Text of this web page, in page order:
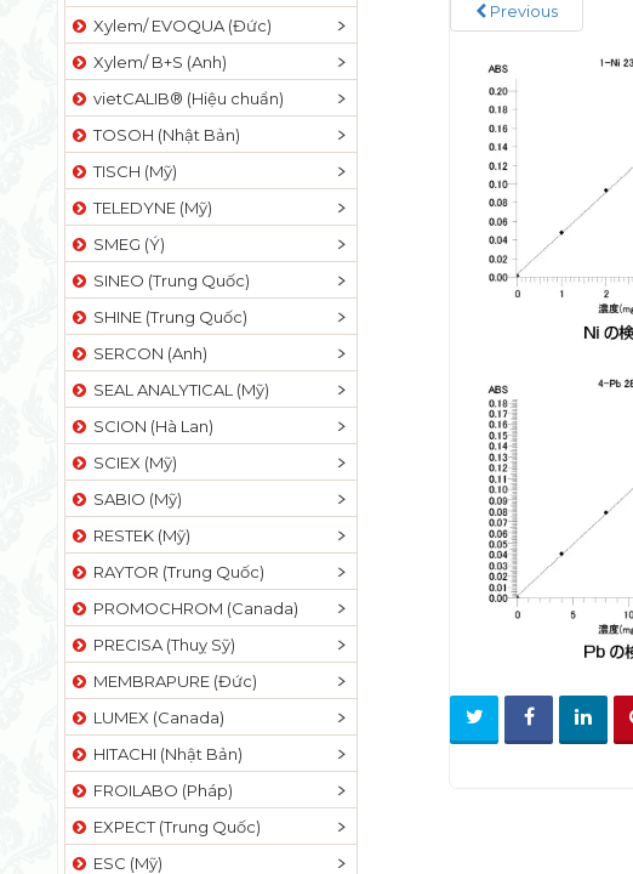
Previous
Xylem/ EVOQUA (Đức)
Xylem/ B+S (Anh)
vietCALIB® (Hiệu chuẩn)
TOSOH (Nhật Bản)
TISCH (Mỹ)
TELEDYNE (Mỹ)
SMEG (Ý)
SINEO (Trung Quốc)
SHINE (Trung Quốc)
SERCON (Anh)
SEAL ANALYTICAL (Mỹ)
SCION (Hà Lan)
SCIEX (Mỹ)
SABIO (Mỹ)
RESTEK (Mỹ)
RAYTOR (Trung Quốc)
PROMOCHROM (Canada)
PRECISA (Thuỵ Sỹ)
MEMBRAPURE (Đức)
LUMEX (Canada)
HITACHI (Nhật Bản)
FROILABO (Pháp)
EXPECT (Trung Quốc)
ESC (Mỹ)